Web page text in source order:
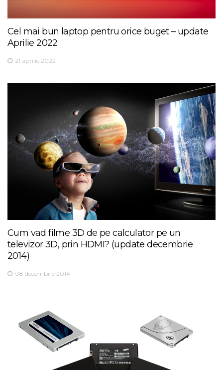
Cel mai bun laptop pentru orice buget – update
Aprilie 2022
21 aprilie 2022
Cum vad filme 3D de pe calculator pe un
televizor 3D, prin HDMI? (update decembrie
2014)
08 decembrie 2014